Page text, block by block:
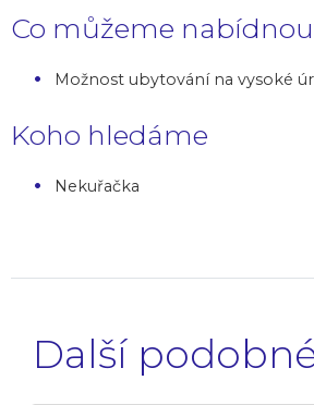
Co můžeme
Možnost ubytování na vysoké
Koho hledáme
Nekuřačka
Další